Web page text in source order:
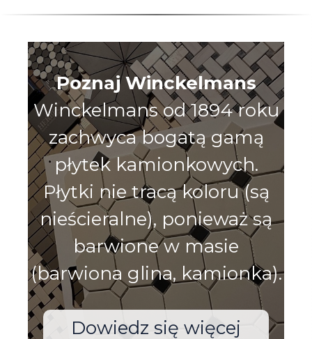
Poznaj Winckelmans
Winckelmans od 1894 roku
zachwyca bogatą gamą
płytek kamionkowych.
Płytki nie tracą koloru (są
nieścieralne), ponieważ są
barwione w masie
(barwiona glina, kamionka).
Dowiedz się więcej